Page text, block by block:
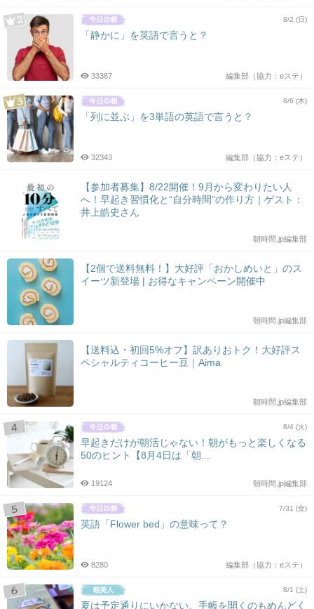
8/2 (日)
「静かに」を英語で言うと？
編集部（協力：eステ）
33387
8/6 (木)
「列に並ぶ」を3単語の英語で言うと？
編集部（協力：eステ）
32343
【参加者募集】8/22開催！9月から変わりたい人
へ！早起き習慣化と“自分時間”の作り方｜ゲスト：
井上皓史さん
朝時間.jp編集部
【2個で送料無料！】大好評「おかしめいと」のス
イーツ新登場 | お得なキャンペーン開催中
朝時間.jp編集部
【送料込・初回5%オフ】訳ありおトク！大好評ス
ペシャルティコーヒー豆｜Aima
朝時間.jp編集部
8/4 (火)
早起きだけが朝活じゃない！朝がもっと楽しくなる
50のヒント【8月4日は「朝...
朝時間.jp編集部
19124
7/31 (金)
英語「Flower bed」の意味って？
編集部（協力：eステ）
8280
8/1 (土)
夏は予定通りにいかない。手帳を開くのもめんどく